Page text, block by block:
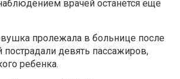
врачей останется еще
пролежала в больнице после
пострадали девять пассажиров,
ребенка.